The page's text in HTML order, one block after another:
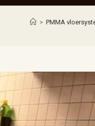
> PMMA